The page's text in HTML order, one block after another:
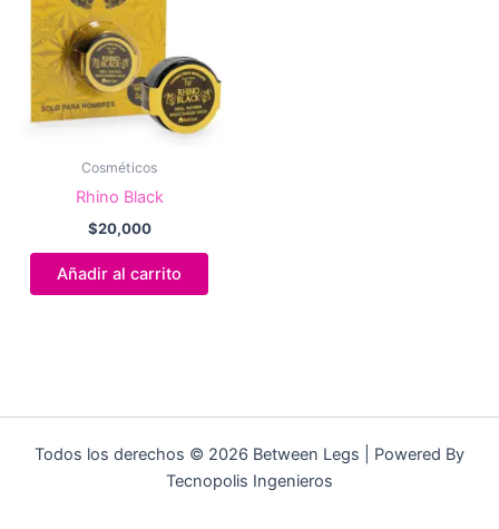
Cosméticos
Rhino Black
$20,000
Añadir al carrito
Todos los derechos © 2026 Between Legs | Powered By
Tecnopolis Ingenieros